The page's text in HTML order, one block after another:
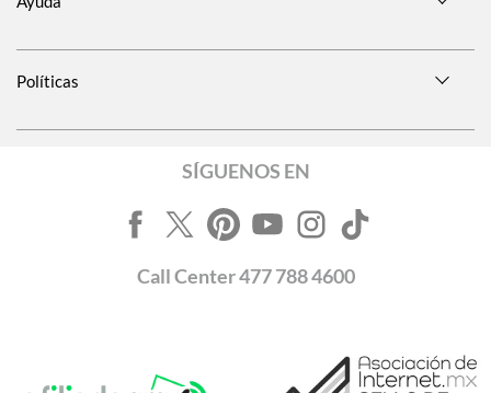
Políticas
SÍGUENOS EN
CallCenter477 788 4600